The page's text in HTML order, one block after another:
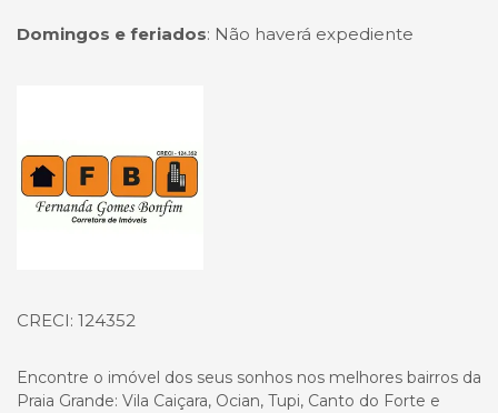
Domingos e feriados: Não haverá expediente
CRECI: 124352
Encontre o imóvel dos seus sonhos nos melhores bairros da
Praia Grande: Vila Caiçara, Ocian, Tupi, Canto do Forte e